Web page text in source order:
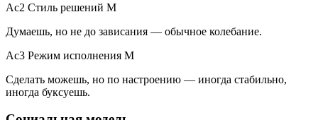
Ac2 Стиль решений M
Думаешь, но не до зависания — обычное колебание.
Ac3 Режим исполнения M
Сделать можешь, но по настроению — иногда стабильно,
иногда буксуешь.